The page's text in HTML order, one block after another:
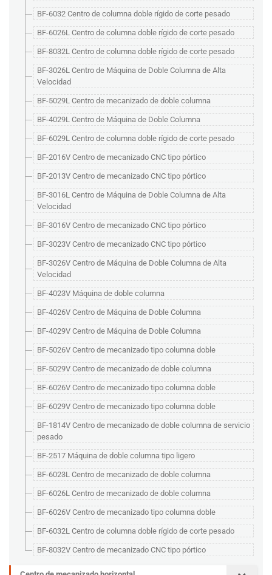
BF-6032 Centro de columna doble rígido de corte pesado
BF-6026L Centro de columna doble rígido de corte pesado
BF-8032L Centro de columna doble rígido de corte pesado
BF-3026L Centro de Máquina de Doble Columna de Alta
Velocidad
BF-5029L Centro de mecanizado de doble columna
BF-4029L Centro de Máquina de Doble Columna
BF-6029L Centro de columna doble rígido de corte pesado
BF-2016V Centro de mecanizado CNC tipo pórtico
BF-2013V Centro de mecanizado CNC tipo pórtico
BF-3016L Centro de Máquina de Doble Columna de Alta
Velocidad
BF-3016V Centro de mecanizado CNC tipo pórtico
BF-3023V Centro de mecanizado CNC tipo pórtico
BF-3026V Centro de Máquina de Doble Columna de Alta
Velocidad
BF-4023V Máquina de doble columna
BF-4026V Centro de Máquina de Doble Columna
BF-4029V Centro de Máquina de Doble Columna
BF-5026V Centro de mecanizado tipo columna doble
BF-5029V Centro de mecanizado de doble columna
BF-6026V Centro de mecanizado tipo columna doble
BF-6029V Centro de mecanizado tipo columna doble
BF-1814V Centro de mecanizado de doble columna de servicio
pesado
BF-2517 Máquina de doble columna tipo ligero
BF-6023L Centro de mecanizado de doble columna
BF-6026L Centro de mecanizado de doble columna
BF-6026V Centro de mecanizado tipo columna doble
BF-6032L Centro de columna doble rígido de corte pesado
BF-8032V Centro de mecanizado CNC tipo pórtico